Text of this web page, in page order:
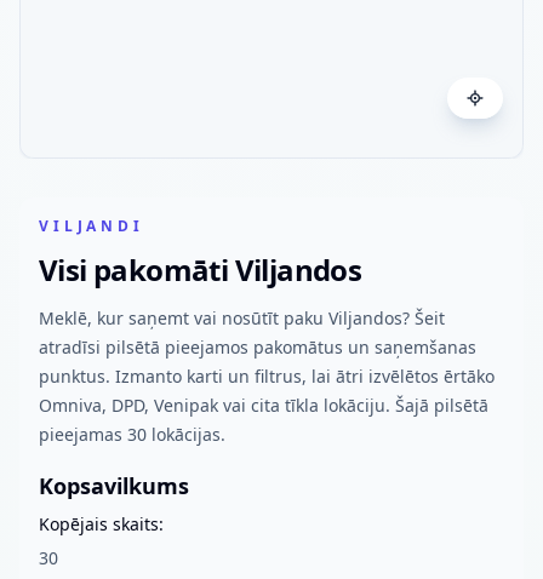
VILJANDI
Visi pakomāti Viljandos
Meklē, kur saņemt vai nosūtīt paku Viljandos? Šeit
atradīsi pilsētā pieejamos pakomātus un saņemšanas
punktus. Izmanto karti un filtrus, lai ātri izvēlētos ērtāko
Omniva, DPD, Venipak vai cita tīkla lokāciju. Šajā pilsētā
pieejamas 30 lokācijas.
Kopsavilkums
Kopējais skaits:
30